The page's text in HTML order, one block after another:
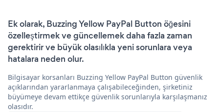
Ek olarak, Buzzing Yellow PayPal Button öğesini
özelleştirmek ve güncellemek daha fazla zaman
gerektirir ve büyük olasılıkla yeni sorunlara veya
hatalara neden olur.
Bilgisayar korsanları Buzzing Yellow PayPal Button güvenlik
açıklarından yararlanmaya çalışabileceğinden, şirketiniz
büyümeye devam ettikçe güvenlik sorunlarıyla karşılaşmanız
olasıdır.